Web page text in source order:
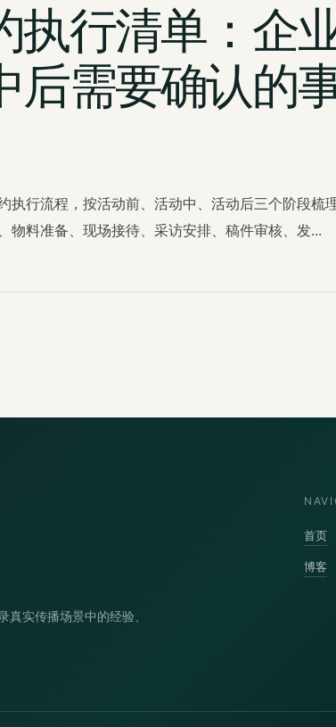
执行清单：企
后需要确认的
执行流程，按活动前、活动中、活动后三个阶段梳
物料准备、现场接待、采访安排、稿件审核、发...
实传播场景中的经验、
首页
博客